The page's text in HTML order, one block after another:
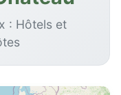
: Hôtels et